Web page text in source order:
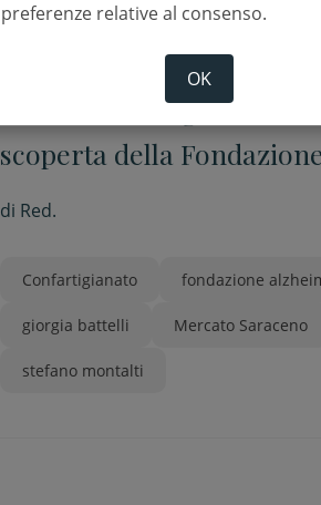
Pensionati artigiani alla
scoperta della
Alzheimer
di Red.
Confartigianato fondazione
giorgia battelli Mercato Saraceno
stefano montalti
preferenze relative al consenso.
OK